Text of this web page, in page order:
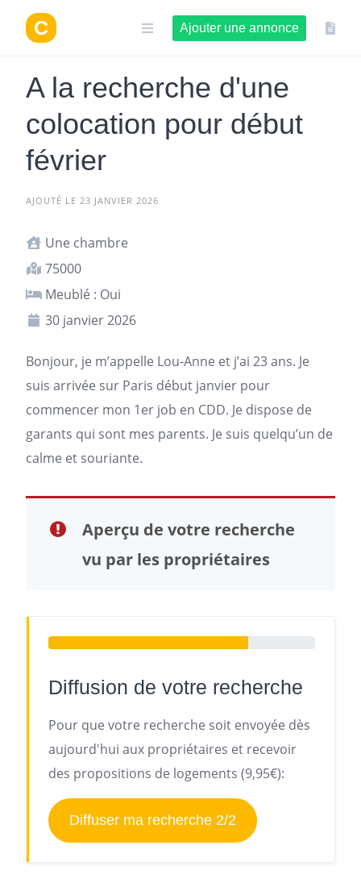
contenu
Ajouter une annonce
A la recherche d'une
colocation pour début
février
AJOUTÉ LE 23 JANVIER 2026
Une chambre
75000
Meublé : Oui
30 janvier 2026
Bonjour, je m’appelle Lou-Anne et j’ai 23 ans. Je
suis arrivée sur Paris début janvier pour
commencer mon 1er job en CDD. Je dispose de
garants qui sont mes parents. Je suis quelqu’un de
calme et souriante.
Aperçu de votre recherche
vu par les propriétaires
Diffusion de votre recherche
Pour que votre recherche soit envoyée dès
aujourd'hui aux propriétaires et recevoir
des propositions de logements (9,95€):
Diffuser ma recherche 2/2